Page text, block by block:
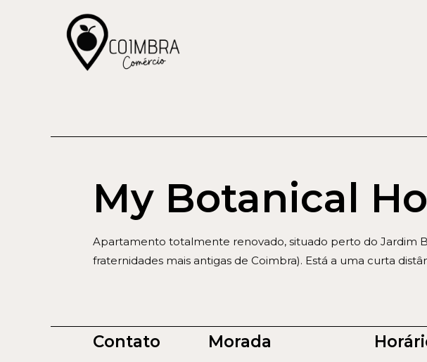
My Botanical
Apartamento totalmente renovado, situado perto do Jardim
fraternidades mais antigas de Coimbra). Está a uma curta
Contato Morada